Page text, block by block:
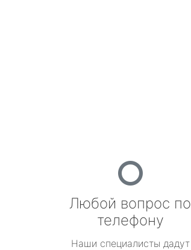
Любой вопрос по
телефону
Наши специалисты дадут